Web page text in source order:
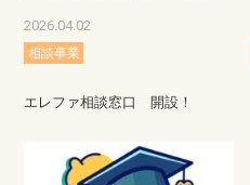
2026.04.02
相談事業
エレファ相談窓口 開設！